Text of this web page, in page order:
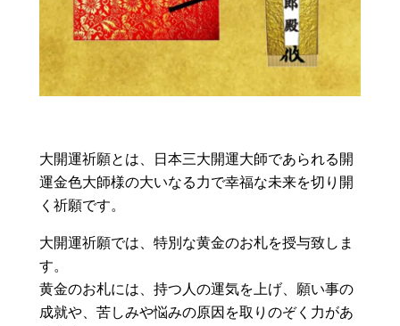
大開運祈願とは、日本三大開運大師であられる開
運金色大師様の大いなる力で幸福な未来を切り開
く祈願です。
大開運祈願では、特別な黄金のお札を授与致しま
す。
黄金のお札には、持つ人の運気を上げ、願い事の
成就や、苦しみや悩みの原因を取りのぞく力があ